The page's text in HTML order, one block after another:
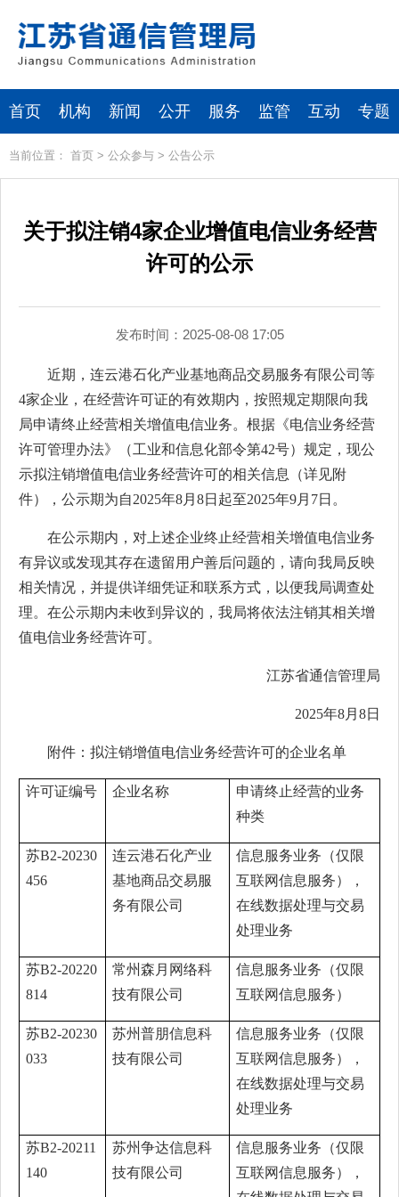
首页 机构 新闻 公开 服务 监管 互动 专题
当前位置： 首页 > 公众参与 > 公告公示
关于拟注销4家企业增值电信业务经营
许可的公示
发布时间：2025-08-08 17:05
近期，连云港石化产业基地商品交易服务有限公司等
4家企业，在经营许可证的有效期内，按照规定期限向我
局申请终止经营相关增值电信业务。根据《电信业务经营
许可管理办法》（工业和信息化部令第42号）规定，现公
示拟注销增值电信业务经营许可的相关信息（详见附
件），公示期为自2025年8月8日起至2025年9月7日。
在公示期内，对上述企业终止经营相关增值电信业务
有异议或发现其存在遗留用户善后问题的，请向我局反映
相关情况，并提供详细凭证和联系方式，以便我局调查处
理。在公示期内未收到异议的，我局将依法注销其相关增
值电信业务经营许可。
江苏省通信管理局
2025年8月8日
附件：拟注销增值电信业务经营许可的企业名单
许可证编号 企业名称
申请终止经营的业务
种类
苏B2-20230
456
连云港石化产业
基地商品交易服
务有限公司
信息服务业务（仅限
互联网信息服务），
在线数据处理与交易
处理业务
苏B2-20220
814
常州森月网络科
技有限公司
信息服务业务（仅限
互联网信息服务）
苏B2-20230
033
苏州普朋信息科
技有限公司
信息服务业务（仅限
互联网信息服务），
在线数据处理与交易
处理业务
苏B2-20211
140
苏州争达信息科
技有限公司
信息服务业务（仅限
互联网信息服务），